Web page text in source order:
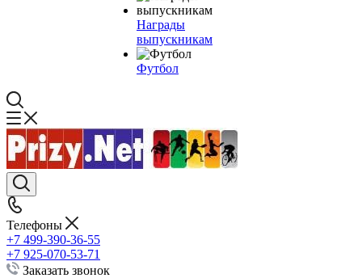
Награды
выпускникам
Футбол
Телефоны
+7 499-390-36-55
+7 925-070-53-71
Заказать звонок